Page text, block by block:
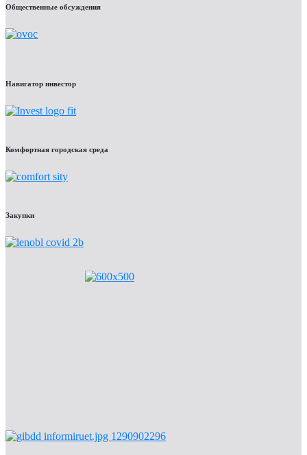
Общественные обсуждения
Навигатор инвестор
Комфортная городская среда
Закупки